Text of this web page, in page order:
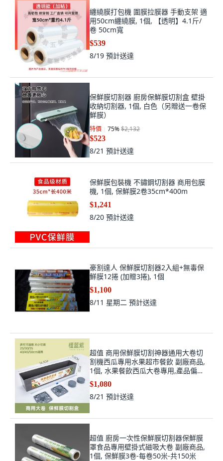
纏繞膜打包機 圍膜拉膜器 手動支架 適
用50cm纏繞膜, 1個, 【透明】4.1斤/
卷 50cm寬
$539
8/19 預計送達
保鮮膜切割器 廚房保鮮膜切割盒 壁掛
收納切割器, 1個, 白色（另贈送一卷保
鮮膜）
特價 75%$2,132
$523
8/21 預計送達
保鮮膜包裝機 不鏽鋼切割器 商用包膜
機, 1個, 保鮮膜2卷35cm*400m
$1,241
8/20 預計送達
豪割達人 保鮮膜切割器2入組+無毒保
鮮膜12捲 (加贈3捲), 1個
$1,100
8/11 星期二 預計送達
超值 商用保鮮膜切割神器通用大卷切
割機西瓜專用水果超市餐飲 副廠商品,
1個, 水果餐飲西瓜大卷專用,產品偏大
家用勿拍, N/A
$1,080
8/21 預計送達
超值 廚房一次性保鮮膜切割器保鮮膜
罩食品專用壁掛式磁吸大卷 副廠商品,
1個, 保鮮膜3卷-每卷50米-共150米